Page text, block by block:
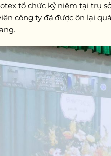
tổ chức kỷ niệm tại
công ty đã được ôn lại